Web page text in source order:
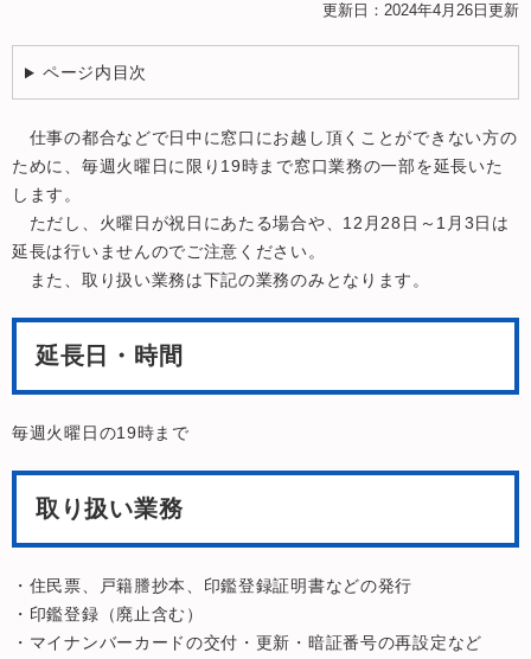
更新日：2024年4月26日更新
ページ内目次
仕事の都合などで日中に窓口にお越し頂くことができない方の
ために、毎週火曜日に限り19時まで窓口業務の一部を延長いた
します。
ただし、火曜日が祝日にあたる場合や、12月28日～1月3日は
延長は行いませんのでご注意ください。
また、取り扱い業務は下記の業務のみとなります。
延長日・時間
毎週火曜日の19時まで
取り扱い業務
・住民票、戸籍謄抄本、印鑑登録証明書などの発行
・印鑑登録（廃止含む）
・マイナンバーカードの交付・更新・暗証番号の再設定など